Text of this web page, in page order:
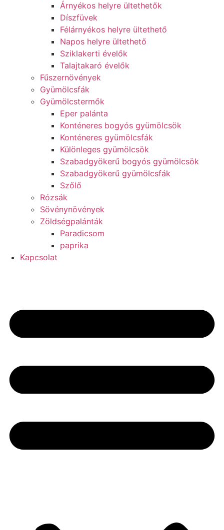
Árnyékos helyre ültethetők
Díszfüvek
Félárnyékos helyre ültethető
Napos helyre ültethető
Sziklakerti évelők
Talajtakaró évelők
Fűszernövények
Gyümölcsfák
Gyümölcstermők
Eper palánta
Konténeres bogyós gyümölcsök
Konténeres gyümölcsfák
Különleges gyümölcsök
Szabadgyökerű bogyós gyümölcsök
Szabadgyökerű gyümölcsfák
Szőlő
Rózsák
Sövénynövények
Zöldségpalánták
Paradicsom
paprika
Kapcsolat